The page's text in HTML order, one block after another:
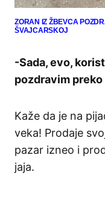
ZORAN IZ ŽBEVCA
ŠVAJCARSKOJ
-Sada, evo,
pozdravim
Kaže da je na
veka! Prodaje
pazar izneo i
jaja.